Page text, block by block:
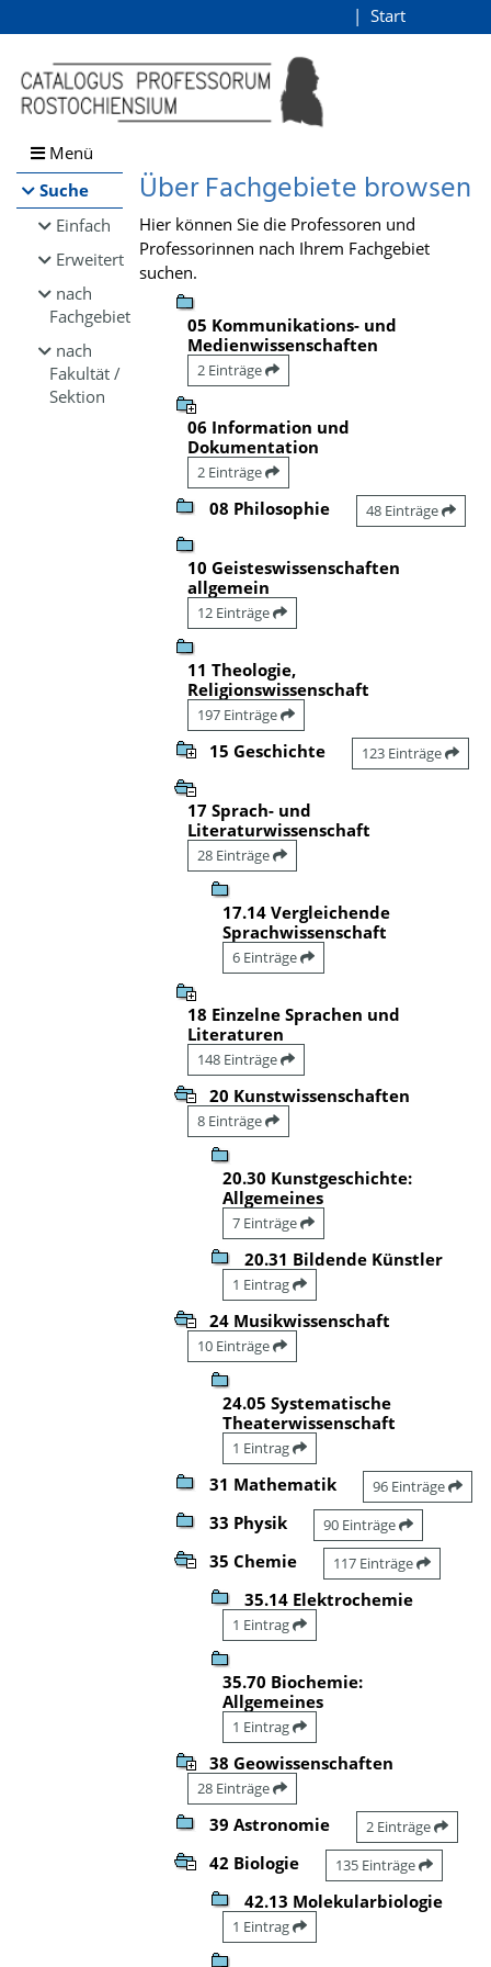
Browsen
direkt zum Inhalt
Start
Menü
Suche
Einfach
Erweitert
nach
Fachgebiet
nach
Fakultät /
Sektion
Über Fachgebiete browsen
Hier können Sie die Professoren und
Professorinnen nach Ihrem Fachgebiet
suchen.
05 Kommunikations- und
Medienwissenschaften
2 Einträge
06 Information und
Dokumentation
2 Einträge
08 Philosophie 48 Einträge
10 Geisteswissenschaften
allgemein
12 Einträge
11 Theologie,
Religionswissenschaft
197 Einträge
15 Geschichte 123 Einträge
17 Sprach- und
Literaturwissenschaft
28 Einträge
17.14 Vergleichende
Sprachwissenschaft
6 Einträge
18 Einzelne Sprachen und
Literaturen
148 Einträge
20 Kunstwissenschaften
8 Einträge
20.30 Kunstgeschichte:
Allgemeines
7 Einträge
20.31 Bildende Künstler
1 Eintrag
24 Musikwissenschaft
10 Einträge
24.05 Systematische
Theaterwissenschaft
1 Eintrag
31 Mathematik 96 Einträge
33 Physik 90 Einträge
35 Chemie 117 Einträge
35.14 Elektrochemie
1 Eintrag
35.70 Biochemie:
Allgemeines
1 Eintrag
38 Geowissenschaften
28 Einträge
39 Astronomie 2 Einträge
42 Biologie 135 Einträge
42.13 Molekularbiologie
1 Eintrag